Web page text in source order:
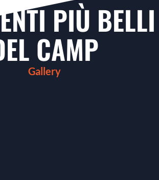
PIÙ BELLI
CAMP
Gallery